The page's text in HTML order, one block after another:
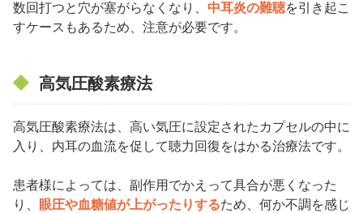
数回打つと穴が塞がらなくなり、 中耳炎の難聴を引き起こ
すケースもあるため、注意が必要です。
高気圧酸素療法
高気圧酸素療法は、高い気圧に設定されたカプセルの中に
入り、内耳の血流を促して聴力回復をはかる治療法です。
患者様によっては、副作用でかえって具合が悪くなった
り、
眼圧や血糖値が上がったりするため、何か不調を感じ